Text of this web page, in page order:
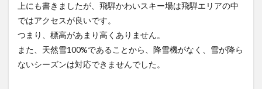
上にも書きましたが、飛騨かわいスキー場は飛騨エリアの中
ではアクセスが良いです。
つまり、標高があまり高くありません。
また、天然雪100%であることから、降雪機がなく、雪が降ら
ないシーズンは対応できませんでした。